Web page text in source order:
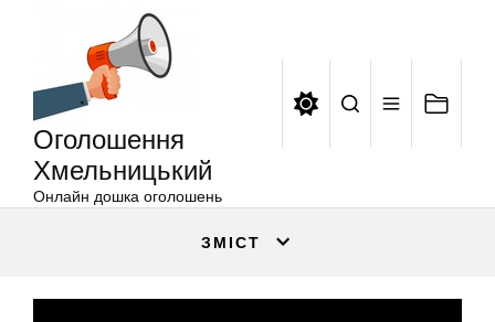
Оголошення
Хмельницький
Онлайн дошка оголошень
ЗМІСТ